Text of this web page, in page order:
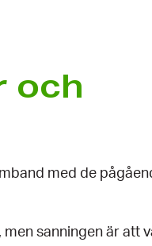
och
med de
sanningen är att